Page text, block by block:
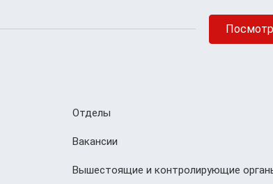
Отделы
Вакансии
Вышестоящие и контролирующие